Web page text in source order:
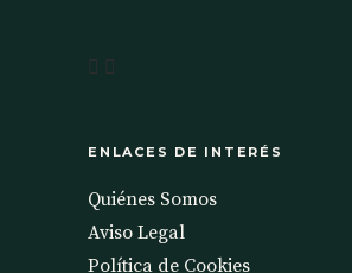
ENLACES DE INTERÉS
Quiénes Somos
Aviso Legal
Política de Cookies